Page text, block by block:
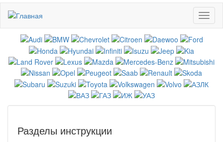
основному
содержанию
Разделы инструкции